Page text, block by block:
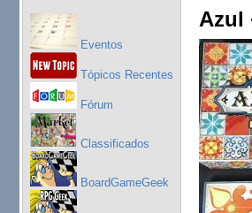
Eventos
Tópicos Recentes
Fórum
Classificados
BoardGameGeek
Azul